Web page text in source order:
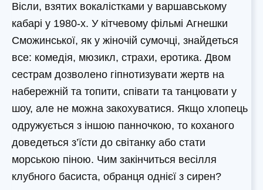
Вісли, взятих вокалістками у варшавському
кабарі у 1980-х. У кітчевому фільмі Агнешки
Сможинської, як у жіночій сумочці, знайдеться
все: комедія, мюзикл, страхи, еротика. Двом
сестрам дозволено гіпнотизувати жертв на
набережній та топити, співати та танцювати у
шоу, але не можна закохуватися. Якщо хлопець
одружується з іншою панночкою, то коханого
доведеться з’їсти до світанку або стати
морською піною. Чим закінчиться весілля
клубного басиста, обранця однієї з сирен?